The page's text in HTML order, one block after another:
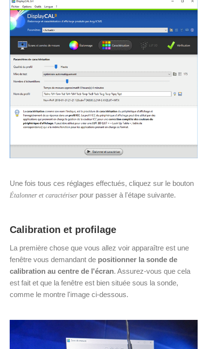
Une fois tous ces réglages effectués, cliquez sur le bouton
Étalonner et caractériserpour passer à l'étape suivante.
Calibration et profilage
La première chose que vous allez voir apparaître est une
fenêtre vous demandant de positionner la sonde de
calibration au centre de l'écran. Assurez-vous que cela
est fait et que la fenêtre est bien située sous la sonde,
comme le montre l'image ci-dessous.